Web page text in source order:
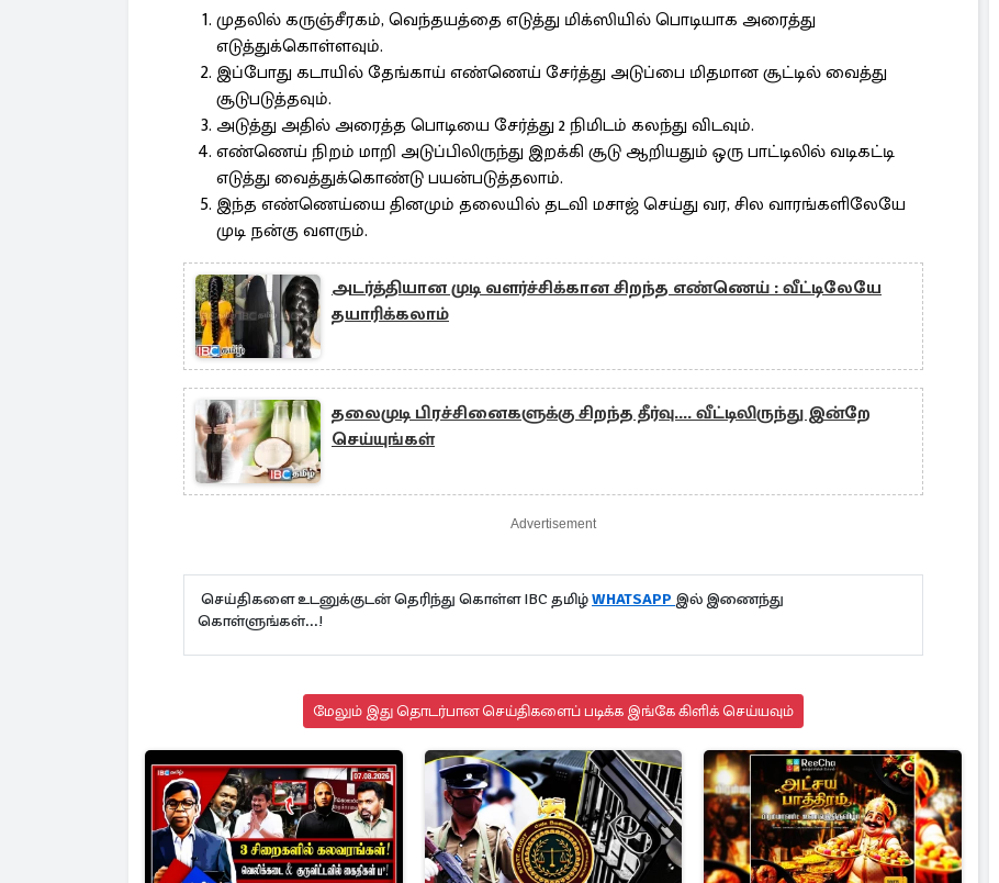
முதலில் கருஞ்சீரகம், வெந்தயத்தை எடுத்து மிக்ஸியில் பொடியாக அரைத்து
எடுத்துக்கொள்ளவும்.
இப்போது கடாயில் தேங்காய் எண்ணெய் சேர்த்து அடுப்பை மிதமான சூட்டில் வைத்து
சூடுபடுத்தவும்.
அடுத்து அதில் அரைத்த பொடியை சேர்த்து 2 நிமிடம் கலந்து விடவும்.
எண்ணெய் நிறம் மாறி அடுப்பிலிருந்து இறக்கி சூடு ஆறியதும் ஒரு பாட்டிலில் வடிகட்டி
எடுத்து வைத்துக்கொண்டு பயன்படுத்தலாம்.
இந்த எண்ணெய்யை தினமும் தலையில் தடவி மசாஜ் செய்து வர, சில வாரங்களிலேயே
முடி நன்கு வளரும்.
அடர்த்தியான முடி வளர்ச்சிக்கான சிறந்த எண்ணெய் : வீட்டிலேயே
தயாரிக்கலாம்
தலைமுடி பிரச்சினைகளுக்கு சிறந்த தீர்வு.... வீட்டிலிருந்து இன்றே
செய்யுங்கள்
Advertisement
செய்திகளை உடனுக்குடன் தெரிந்து கொள்ள IBC தமிழ்WHATSAPP இல் இணைந்து
கொள்ளுங்கள்...!
மேலும் இது தொடர்பான செய்திகளைப் படிக்க இங்கே கிளிக் செய்யவும்